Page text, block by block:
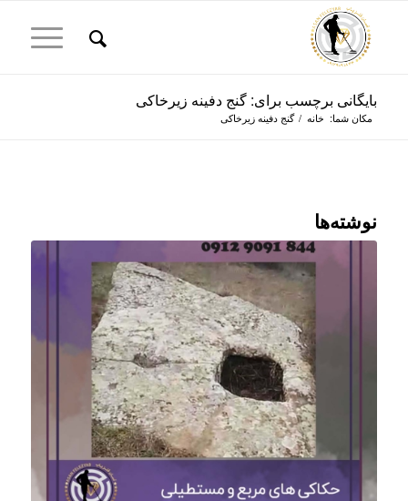
بایگانی برچسب برای: گنج دفینه زیرخاکی
مکان شما: خانه / گنج دفینه زیرخاکی
نوشته‌ها